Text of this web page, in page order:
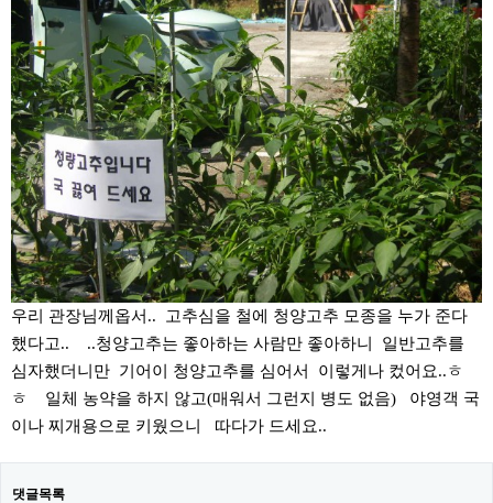
우리 관장님께옵서.. 고추심을 철에 청양고추 모종을 누가 준다
했다고.. ..청양고추는 좋아하는 사람만 좋아하니 일반고추를
심자했더니만 기어이 청양고추를 심어서 이렇게나 컸어요..ㅎ
ㅎ 일체 농약을 하지 않고(매워서 그런지 병도 없음) 야영객 국
이나 찌개용으로 키웠으니 따다가 드세요..
댓글목록